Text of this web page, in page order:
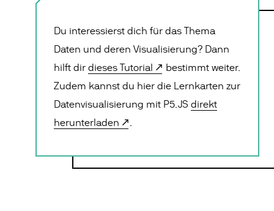
Du interessierst dich für das Thema
Daten und deren Visualisierung? Dann
hilft dirdieses Tutorial
bestimmt weiter.
Zudem kannst du hier die Lernkarten zur
Datenvisualisierung mit P5.JSdirekt
herunterladen
.